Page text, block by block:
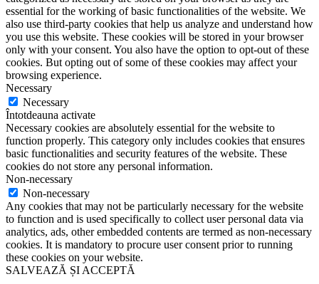
essential for the working of basic functionalities of the website. We
also use third-party cookies that help us analyze and understand how
you use this website. These cookies will be stored in your browser
only with your consent. You also have the option to opt-out of these
cookies. But opting out of some of these cookies may affect your
browsing experience.
Necessary
Necessary
Întotdeauna activate
Necessary cookies are absolutely essential for the website to
function properly. This category only includes cookies that ensures
basic functionalities and security features of the website. These
cookies do not store any personal information.
Non-necessary
Non-necessary
Any cookies that may not be particularly necessary for the website
to function and is used specifically to collect user personal data via
analytics, ads, other embedded contents are termed as non-necessary
cookies. It is mandatory to procure user consent prior to running
these cookies on your website.
SALVEAZĂ ȘI ACCEPTĂ